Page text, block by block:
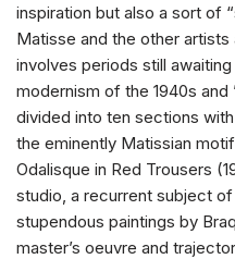
inspiration but also a sort of
Matisse and the other
involves periods still
modernism of the 1940s and
divided into ten sections
the eminently Matissian
Odalisque in Red Trousers
studio, a recurrent subject
stupendous paintings by
master’s oeuvre and